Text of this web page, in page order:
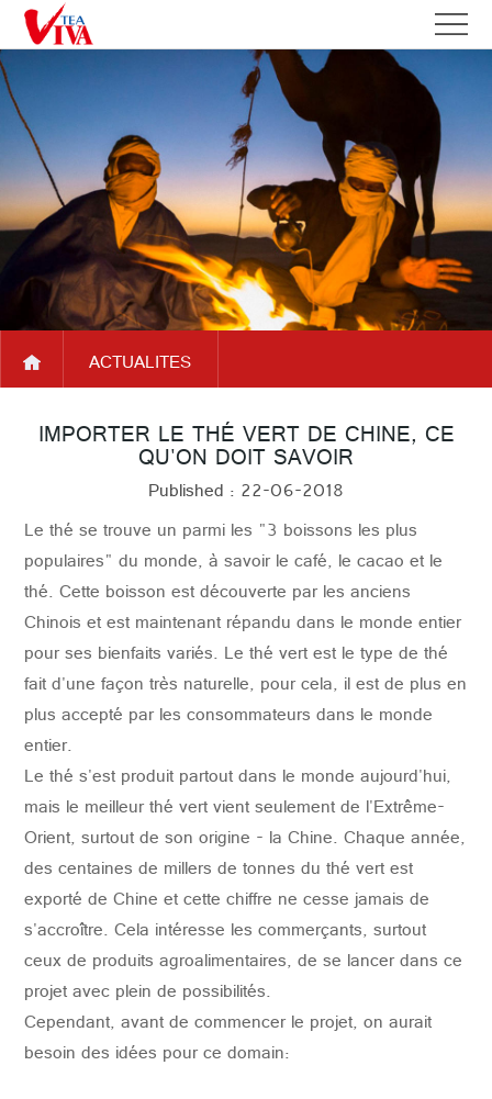
ACTUALITES
IMPORTER LE THÉ VERT DE CHINE, CE
QU'ON DOIT SAVOIR
Published : 22-06-2018
Le thé se trouve un parmi les "3 boissons les plus
populaires" du monde, à savoir le café, le cacao et le
thé. Cette boisson est découverte par les anciens
Chinois et est maintenant répandu dans le monde entier
pour ses bienfaits variés. Le thé vert est le type de thé
fait d'une façon très naturelle, pour cela, il est de plus en
plus accepté par les consommateurs dans le monde
entier.
Le thé s'est produit partout dans le monde aujourd'hui,
mais le meilleur thé vert vient seulement de l'Extrême-
Orient, surtout de son origine - la Chine. Chaque année,
des centaines de millers de tonnes du thé vert est
exporté de Chine et cette chiffre ne cesse jamais de
s'accroître. Cela intéresse les commerçants, surtout
ceux de produits agroalimentaires, de se lancer dans ce
projet avec plein de possibilités.
Cependant, avant de commencer le projet, on aurait
besoin des idées pour ce domain:
ACCUEIL
QUI
SOMMES
NOUS
PROPOS
DE
VIVATEA
PARTENAIRES
NOS
DEVELOPPEMENTS
ACTUALITES
PRODUITS
SERVICES
FAQ
CONTACTER